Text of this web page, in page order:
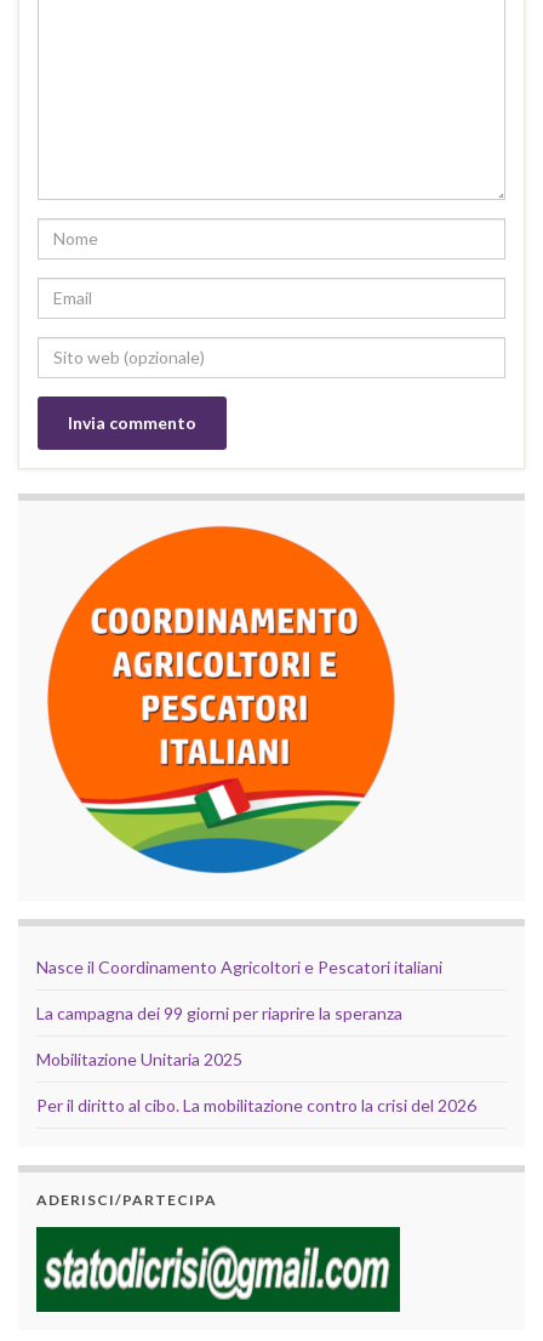
Nasce il Coordinamento Agricoltori e Pescatori italiani
La campagna dei 99 giorni per riaprire la speranza
Mobilitazione Unitaria 2025
Per il diritto al cibo. La mobilitazione contro la crisi del 2026
ADERISCI/PARTECIPA